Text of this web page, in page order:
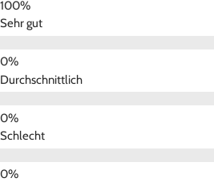
Sehr gut
Durchschnittlich
Schlecht